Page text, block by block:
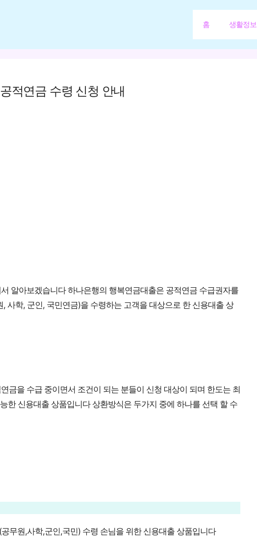
홈 생활정보
적연금 수령 신청 안내
알아보겠습니다 하나은행의 행복연금대출은 공적연금 수급권자를
사학, 군인, 국민연금)을 수령하는 고객을 대상으로 한 신용대출 상
금을 수급 중이면서 조건이 되는 분들이 신청 대상이 되며 한도는 최
한 신용대출 상품입니다 상환방식은 두가지 중에 하나를 선택 할 수
무원,사학,군인,국민) 수령 손님을 위한 신용대출 상품입니다